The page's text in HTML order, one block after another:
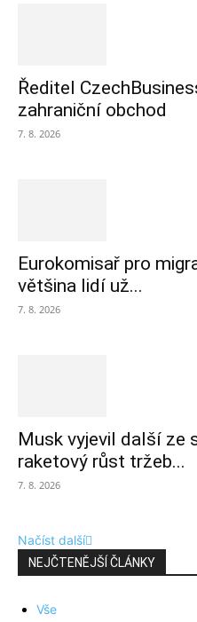
Ředitel
zahraniční obchod
7. 8. 2026
Eurokomisař pro
většina lidí už...
7. 8. 2026
Musk vyjevil další ze
raketový růst tržeb...
7. 8. 2026
Načíst další
NEJČTENĚJŠÍ ČLÁNKY
Vše